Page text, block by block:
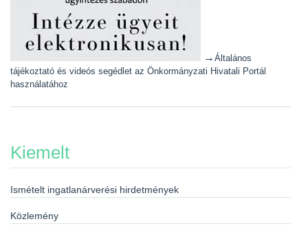
→ Általános
tájékoztató és videós segédlet az Önkormányzati Hivatali Portál
használatához
Kiemelt
Ismételt ingatlanárverési hirdetmények
Közlemény